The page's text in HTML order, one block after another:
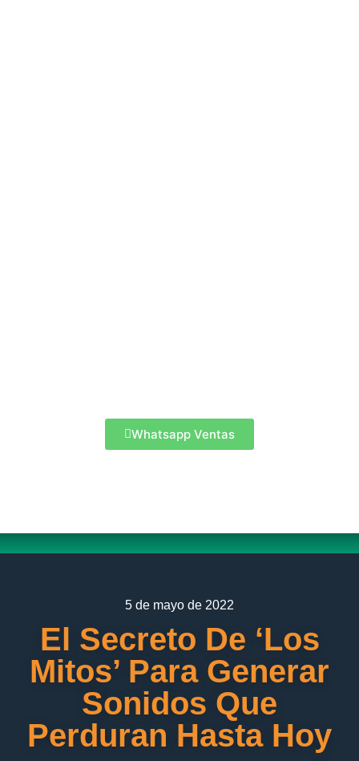
Whatsapp Ventas
5 de mayo de 2022
El Secreto De ‘Los
Mitos’ Para Generar
Sonidos Que
Perduran Hasta Hoy